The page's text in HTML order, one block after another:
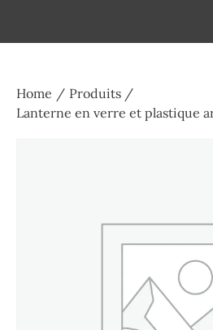
content
Espace Funéraire
Home
Produits
Lanterne en verre et plastique